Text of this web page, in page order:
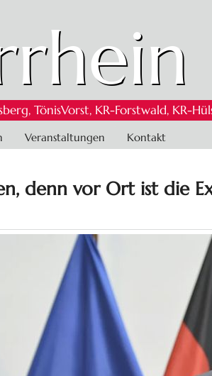
TönisVorst, KR-Forstwald, KR-
Veranstaltungen Kontakt
denn vor Ort ist die